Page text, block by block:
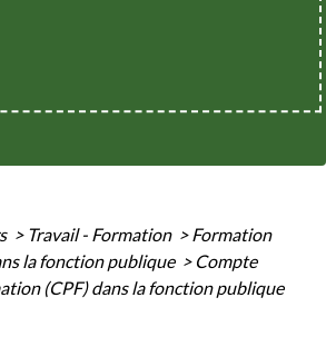
> Travail - Formation > Formation
la fonction publique > Compte
(CPF) dans la fonction publique